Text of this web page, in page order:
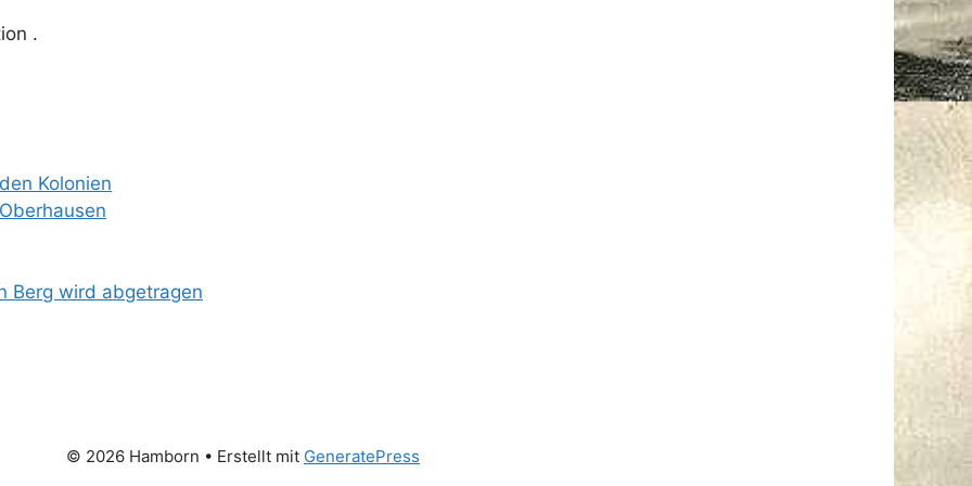
.
Kolonien
Berg wird abgetragen
© 2026 Hamborn • Erstellt mit GeneratePress